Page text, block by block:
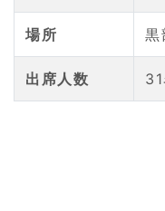
場所 黒
出席人数 31